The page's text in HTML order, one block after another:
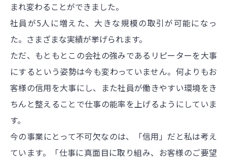
まれ変わることができました。
社員が5人に増えた、大きな規模の取引が可能になっ
た。さまざまな実績が挙げられます。
ただ、もともとこの会社の強みであるリピーターを大事
にするという姿勢は今も変わっていません。何よりもお
客様の信用を大事にし、また社員が働きやすい環境をき
ちんと整えることで仕事の能率を上げるようにしていま
す。
今の事業にとって不可欠なのは、「信用」だと私は考え
ています。「仕事に真面目に取り組み、お客様のご要望